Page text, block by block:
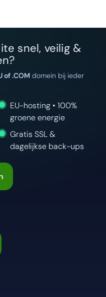
snel, veilig &
of .COMdomein bij ieder
EU-hosting • 100%
groene energie
Gratis SSL &
dagelijkse back-ups